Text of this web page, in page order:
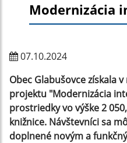
Modernizácia
07.10.2024
Obec Glabušovce získala
projektu "Modernizácia
prostriedky vo výške 2
knižnice. Návštevníci sa
doplnené novým a